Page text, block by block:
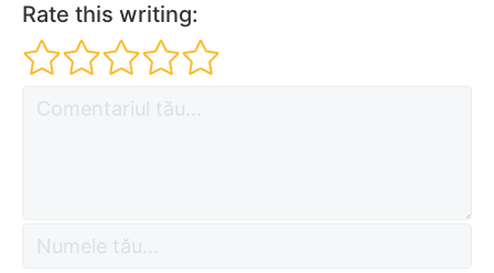
Rate this writing: